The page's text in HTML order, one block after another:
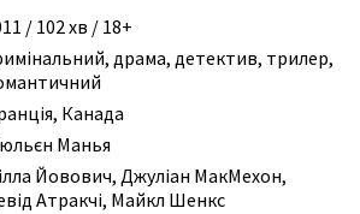
/ 102 хв / 18+
, драма, детектив, трилер,
Канада
Манья
Йовович, Джуліан МакМехон,
Атракчі, Майкл Шенкс